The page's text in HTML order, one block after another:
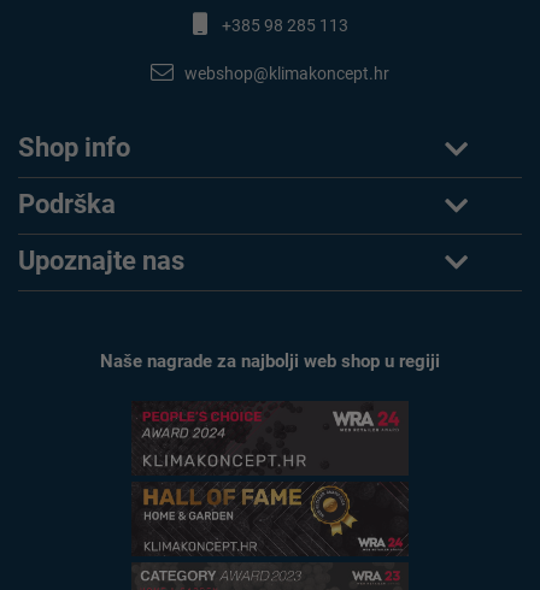
+385 98 285 113
webshop@klimakoncept.hr
Shop info
Podrška
Upoznajte nas
Naše nagrade za najbolji web shop u regiji